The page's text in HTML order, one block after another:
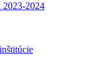
2023-2024